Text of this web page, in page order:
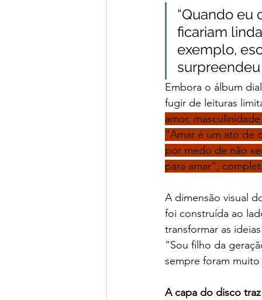
“Quando
ficariam
exemplo,
surpreendeu
Embora o álbum
fugir de leituras
amor,
“Amar é um ato de
por medo de não
para amar”,
A dimensão visual
foi construída ao
transformar as
“Sou filho da
sempre foram
A capa do disco